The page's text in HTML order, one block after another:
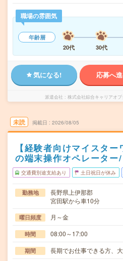
職場の雰囲気
年齢層
20代
30代
気になる! 応募へ
派遣会社 株式会社綜合キャリアオ
未読 掲載日 2026/08/05
【経験者向けマイスタ
の端末操作オペレーター
交通費別途支給あり 土日祝日が休み
勤務地
長野県上伊那郡
宮田駅から車10分
曜日頻度 月～金
時間 08:00～17:00
期間 長期でお仕事できる方、大